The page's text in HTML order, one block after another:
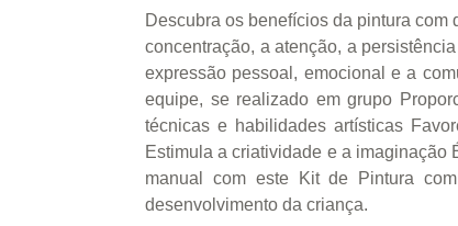
Descubra os benefícios da pintura
concentração, a atenção, a
expressão pessoal, emocional e a
equipe, se realizado em grupo
técnicas e habilidades artísticas
Estimula a criatividade e a imaginação
manual com este Kit de Pintura
desenvolvimento da criança.